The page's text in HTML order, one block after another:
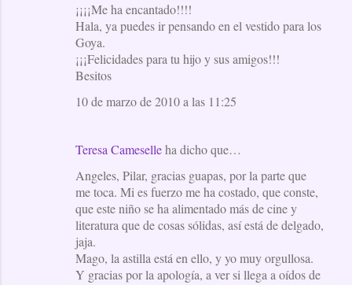
¡¡¡¡Me ha encantado!!!!
Hala, ya puedes ir pensando en el vestido para los
Goya.
¡¡¡Felicidades para tu hijo y sus amigos!!!
Besitos
10 de marzo de 2010 a las 11:25
Teresa Cameselleha dicho que…
Angeles, Pilar, gracias guapas, por la parte que
me toca. Mi es fuerzo me ha costado, que conste,
que este niño se ha alimentado más de cine y
literatura que de cosas sólidas, así está de delgado,
jaja.
Mago, la astilla está en ello, y yo muy orgullosa.
Y gracias por la apología, a ver si llega a oídos de